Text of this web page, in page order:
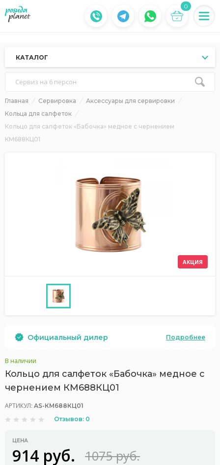
0
КАТАЛОГ
Сервиз на 6 персон
Главная Сервировка
Аксессуары для сервировки
Кольца для салфеток
Кольцо для салфеток «Бабочка» медное с чернением
КМ688КЦ01
АКЦИЯ
Официальный дилер Подробнее
В наличии
Кольцо для салфеток «Бабочка» медное с
чернением КМ688КЦ01
АРТИКУЛ: AS-КМ688КЦ01
Отзывов: 0
ЦЕНА
914 руб. 1075 руб.